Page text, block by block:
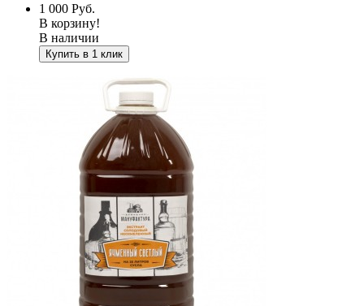
1 000 Руб.
В корзину!
В наличии
Купить в 1 клик